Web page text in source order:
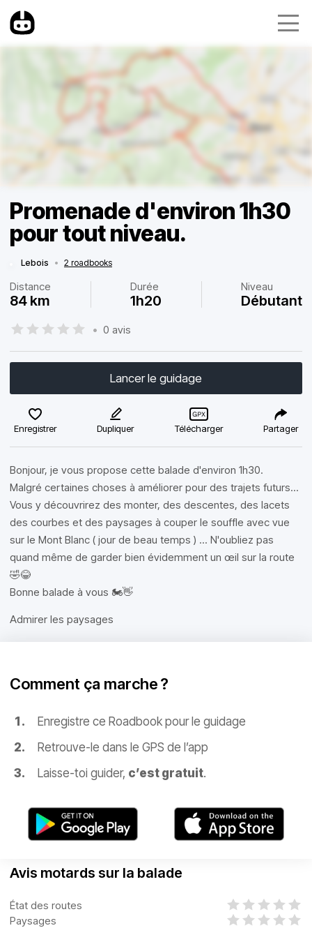
Promenade d'environ 1h30
pour tout niveau.
Lebois • 2 roadbooks
Distance
84 km
Durée
1h20
Niveau
Débutant
• 0 avis
Lancer le guidage
Enregistrer Dupliquer Télécharger Partager
Bonjour, je vous propose cette balade d'environ 1h30.
Malgré certaines choses à améliorer pour des trajets futurs...
Vous y découvrirez des monter, des descentes, des lacets
des courbes et des paysages à couper le souffle avec vue
sur le Mont Blanc ( jour de beau temps ) ... N'oubliez pas
quand même de garder bien évidemment un œil sur la route
🤣😂
Bonne balade à vous 🏍️👋
Admirer les paysages
Comment ça marche ?
Enregistre ce Roadbook pour le guidage
Retrouve-le dans le GPS de l’app
Laisse-toi guider, c’est gratuit.
Avis motards sur la balade
État des routes
Paysages